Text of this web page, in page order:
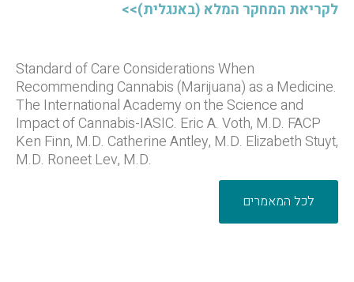
לקריאת המחקר המלא (באנגלית)>>
Standard of Care Considerations When
Recommending Cannabis (Marijuana) as a Medicine.
The International Academy on the Science and
Impact of Cannabis-IASIC. Eric A. Voth, M.D. FACP
Ken Finn, M.D. Catherine Antley, M.D. Elizabeth Stuyt,
M.D. Roneet Lev, M.D.
לכל המאמרים